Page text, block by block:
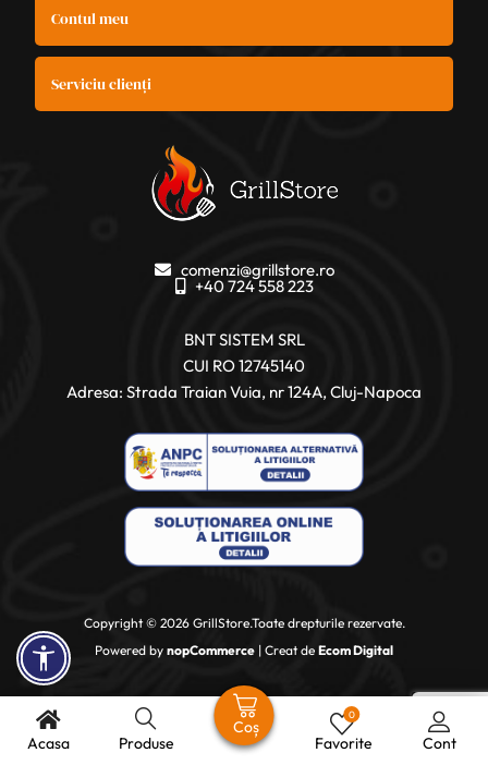
Acasa Produse Cont
Favorite
0
Coș
Contul meu
Serviciu clienți
comenzi@grillstore.ro
+40 724 558 223
BNT SISTEM SRL
CUI RO 12745140
Adresa: Strada Traian Vuia, nr 124A, Cluj-Napoca
Copyright © 2026 GrillStore.Toate drepturile rezervate.
Powered by nopCommerce | Creat de Ecom Digital